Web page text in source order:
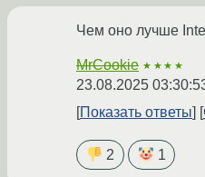
Чем оно лучше
MrCookie ★★★★
23.08.2025
Показать ответы
2 1